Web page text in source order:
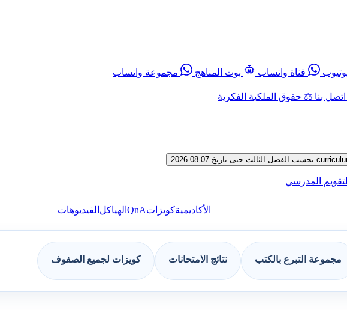
قناة واتساب بوت المناهج
مجموعة واتساب
اتصل بنا ⚖️ حقوق الملكية الفكرية
التقويم المدرسي
الأكاديميةكويزاتQnA الهياكل الفيديوهات
مجموعة التبرع بالكتب نتائج الامتحانات كويزات لجميع الصفوف